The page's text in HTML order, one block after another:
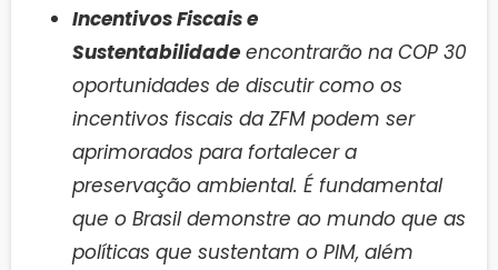
Incentivos Fiscais e
Sustentabilidade encontrarão na COP 30
oportunidades de discutir como os
incentivos fiscais da ZFM podem ser
aprimorados para fortalecer a
preservação ambiental. É fundamental
que o Brasil demonstre ao mundo que as
políticas que sustentam o PIM, além